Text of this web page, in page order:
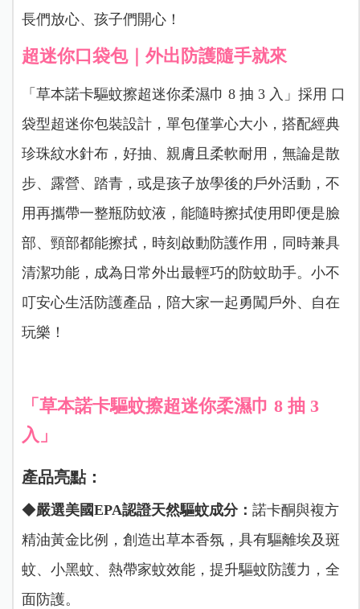
長們放心、孩子們開心！
超迷你口袋包｜外出防護隨手就來
「草本諾卡驅蚊擦超迷你柔濕巾 8 抽 3 入」採用 口
袋型超迷你包裝設計，單包僅掌心大小，搭配經典
珍珠紋水針布，好抽、親膚且柔軟耐用，無論是散
步、露營、踏青，或是孩子放學後的戶外活動，不
用再攜帶一整瓶防蚊液，能隨時擦拭使用即便是臉
部、頸部都能擦拭，時刻啟動防護作用，同時兼具
清潔功能，成為日常外出最輕巧的防蚊助手。小不
叮安心生活防護產品，陪大家一起勇闖戶外、自在
玩樂！
「草本諾卡驅蚊擦超迷你柔濕巾 8 抽 3
入」
產品亮點：
◆嚴選美國EPA認證天然驅蚊成分： 諾卡酮與複方
精油黃金比例，創造出草本香氛，具有驅離埃及斑
蚊、小黑蚊、熱帶家蚊效能，提升驅蚊防護力，全
面防護。